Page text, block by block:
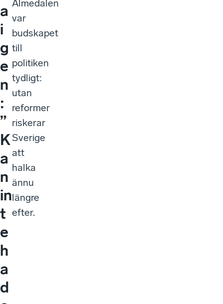
a
i
g
e
n
:
”
K
a
n
in
t
e
h
a
d
Almedalen
var
budskapet
till
politiken
tydligt:
utan
reformer
riskerar
Sverige
att
halka
ännu
längre
efter.